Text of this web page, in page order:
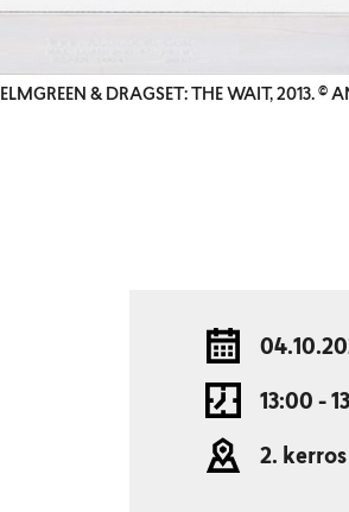
ELMGREEN & DRAGSET: THE WAIT, 2013. ©
13:00 -
2. kerros